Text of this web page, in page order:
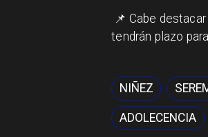
📌 Cabe
tendrán plazo
NIÑEZ
ADOLECENCIA